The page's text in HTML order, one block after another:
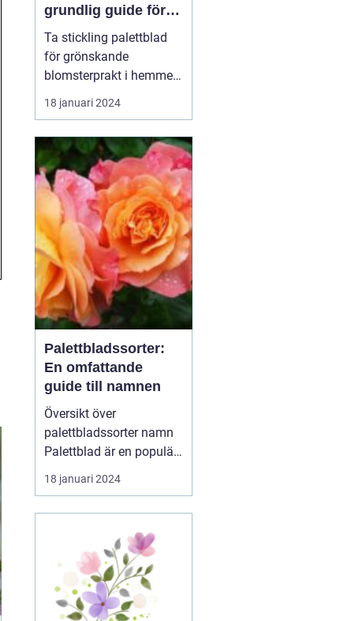
grundlig guide för
blomsterentusiaster
Ta stickling palettblad
för grönskande
blomsterprakt i hemmet
18 januari 2024
Palettbladssorter:
En omfattande
guide till namnen
Översikt över
palettbladssorter namn
Palettblad är en populär
krukväxt som blivit allt
mer eftertraktad de
många olika mönster
gör den till en favorit
bland både nybörjare
och erfarna
18 januari 2024